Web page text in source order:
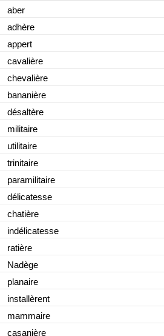
aber
adhère
appert
cavalière
chevalière
bananière
désaltère
militaire
utilitaire
trinitaire
paramilitaire
délicatesse
chatière
indélicatesse
ratière
Nadège
planaire
installèrent
mammaire
casanière